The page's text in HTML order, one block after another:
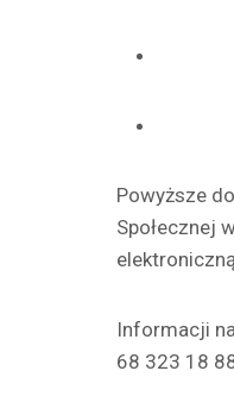
Powyższe
Społecznej
Informacji
68 323 18